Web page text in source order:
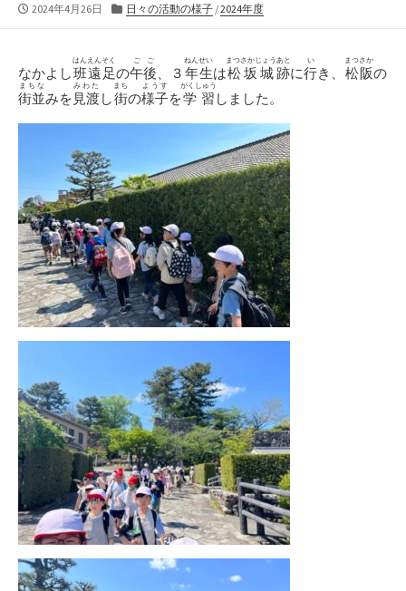
公
2024年4月26日
カ
リ
ー
日々の活動の様子/2024年度
なかよし班遠足
はんえんそく
の午後
ごご
、３ 年生
ねんせい
は松坂城跡
まつさかじょうあと
に行
い
き、 松阪
まつさか
の
街並
まちな
みを 見渡
みわた
し街
まち
の様子
ようす
を学習
がくしゅう
しました。